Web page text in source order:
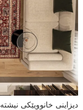
دیزاینی خانوویێکی